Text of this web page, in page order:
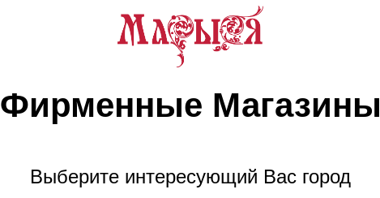
Фирменные Магазины
Выберите интересующий Вас город